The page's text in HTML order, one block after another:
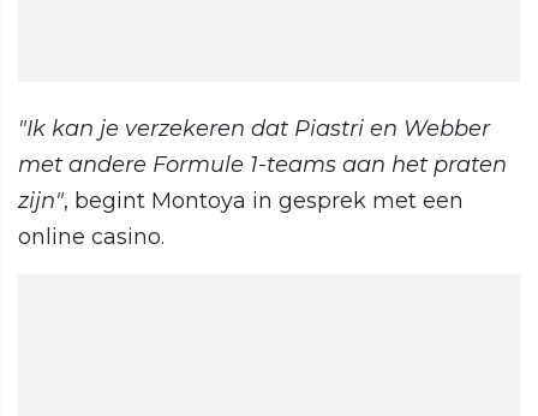
"Ik kan je verzekeren dat Piastri en Webber
met andere Formule 1-teams aan het praten
zijn", begint Montoya in gesprek met een
online casino.